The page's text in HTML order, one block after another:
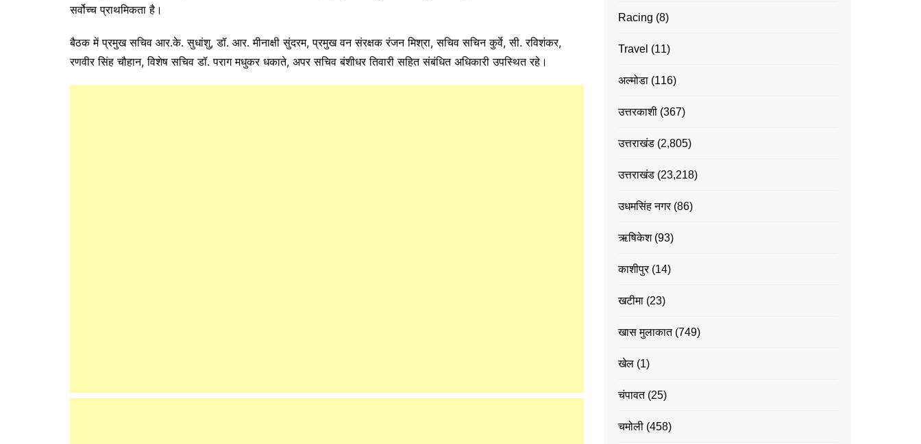
सर्वोच्च प्राथमिकता है।
बैठक में प्रमुख सचिव आर.के. सुधांशु, डॉ. आर. मीनाक्षी सुंदरम, प्रमुख वन संरक्षक रंजन मिश्रा, सचिव सचिन कुर्वे, सी. रविशंकर,
रणवीर सिंह चौहान, विशेष सचिव डॉ. पराग मधुकर धकाते, अपर सचिव बंशीधर तिवारी सहित संबंधित अधिकारी उपस्थित रहे।
Racing (8)
Travel (11)
अल्मोडा (116)
उत्तरकाशी (367)
उत्तराखंड (2,805)
उत्तराखंड (23,218)
उधमसिंह नगर(86)
ऋषिकेश(93)
काशीपुर(14)
खटीमा (23)
खास मुलाकात(749)
खेल (1)
चंपावत(25)
चमोली (458)